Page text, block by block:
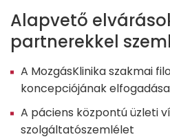
Alapvető
partnerekkel
A MozgásKlinika szakmai
koncepciójának elfogadása
A páciens központú üzleti
szolgáltatószemlélet